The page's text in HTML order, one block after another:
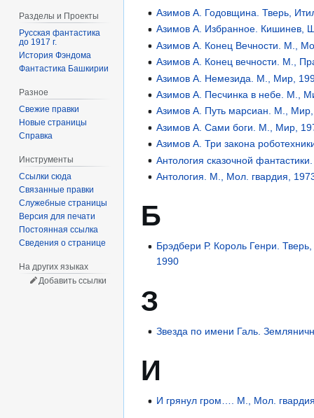
Азимов А. Годовщина. Тверь,
Азимов А. Избранное. Кишинев,
Азимов А. Конец Вечности. М.,
Азимов А. Конец вечности. М.,
Азимов А. Немезида. М., Мир,
Азимов А. Песчинка в небе. М.,
Азимов А. Путь марсиан. М.,
Азимов А. Сами боги. М., Мир,
Азимов А. Три закона
Антология сказочной
Антология. М., Мол. гвардия,
Б
Брэдбери Р. Король Генри.
1990
З
Звезда по имени Галь.
И
И грянул гром…. М., Мол.
Разделы и Проекты
Русская фантастика
до 1917 г.
История Фэндома
Фантастика Башкирии
Разное
Свежие правки
Новые страницы
Справка
Инструменты
Ссылки сюда
Связанные правки
Служебные страницы
Версия для печати
Постоянная ссылка
Сведения о странице
На других языках
Добавить ссылки